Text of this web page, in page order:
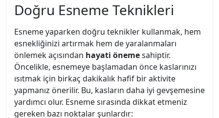
Doğru Esneme Teknikleri
Esneme yaparken doğru teknikler kullanmak, hem
esnekliğinizi artırmak hem de yaralanmaları
önlemek açısından hayati önemesahiptir.
Öncelikle, esnemeye başlamadan önce kaslarınızı
ısıtmak için birkaç dakikalık hafif bir aktivite
yapmanız önerilir. Bu, kasların daha iyi gevşemesine
yardımcı olur. Esneme sırasında dikkat etmeniz
gereken bazı noktalar şunlardır: